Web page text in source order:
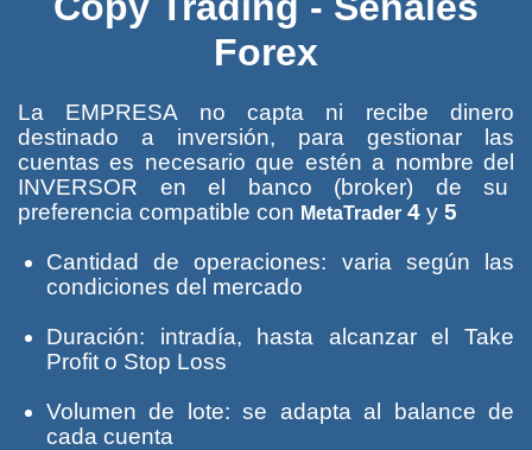
Forex
La EMPRESA no capta ni recibe dinero
destinado a inversión, para gestionar las
cuentas es necesario que estén a nombre del
INVERSOR en el banco (broker) de su
preferencia compatible con MetaTrader 4 y 5
Cantidad de operaciones: varia según las
condiciones del mercado
Duración: intradía, hasta alcanzar el Take
Profit o Stop Loss
Volumen de lote: se adapta al
balancede
cada cuenta